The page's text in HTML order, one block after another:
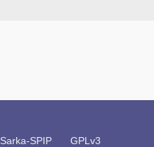
Sarka-SPIP GPLv3